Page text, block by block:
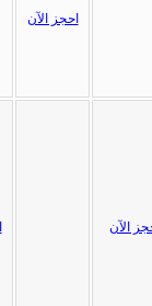
احجز الآن
الآن